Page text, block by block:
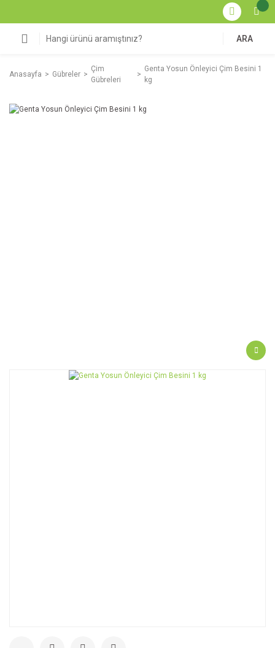
ARA
Anasayfa Gübreler
Çim
Gübreleri
Genta Yosun Önleyici Çim Besini 1
kg